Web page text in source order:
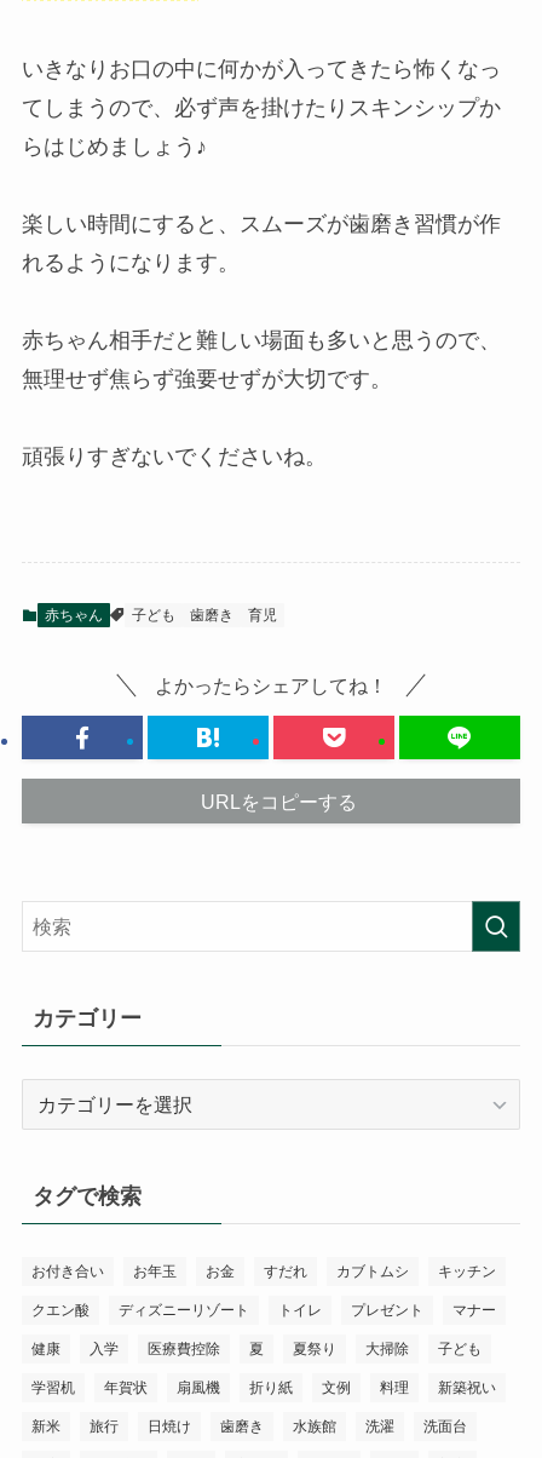
いきなりお口の中に何かが入ってきたら怖くなっ
てしまうので、必ず声を掛けたりスキンシップか
らはじめましょう♪
楽しい時間にすると、スムーズが歯磨き習慣が作
れるようになります。
赤ちゃん相手だと難しい場面も多いと思うので、
無理せず焦らず強要せずが大切です。
頑張りすぎないでくださいね。
赤ちゃん 子ども 歯磨き 育児
よかったらシェアしてね！
URLをコピーする
カテゴリー
ー
タグで検索
お付き合い お年玉 お金 すだれ カブトムシ キッチン
クエン酸 ディズニーリゾート トイレ プレゼント マナー
健康 入学 医療費控除 夏 夏祭り 大掃除 子ども
学習机 年賀状 扇風機 折り紙 文例 料理 新築祝い
新米 旅行 日焼け 歯磨き 水族館 洗濯 洗面台